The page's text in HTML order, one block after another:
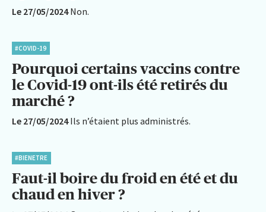
Le 27/05/2024 Non.
#COVID-19
Pourquoi certains vaccins contre
le Covid-19 ont-ils été retirés du
marché ?
Le 27/05/2024 Ils n’étaient plus administrés.
#BIENETRE
Faut-il boire du froid en été et du
chaud en hiver ?